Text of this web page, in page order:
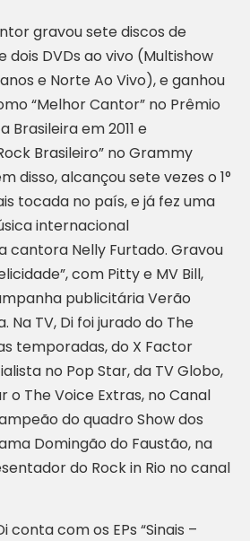
gravou sete discos de
dois DVDs ao vivo (Multishow
anos e Norte Ao Vivo), e ganhou
“Melhor Cantor” no Prêmio
Brasileira em 2011 e
Brasileiro” no Grammy
disso, alcançou sete vezes o 1°
tocada no país, e já fez uma
internacional
cantora Nelly Furtado. Gravou
com Pitty e MV Bill,
publicitária Verão
Na TV, Di foi jurado do The
temporadas, do X Factor
no Pop Star, da TV Globo,
The Voice Extras, no Canal
do quadro Show dos
Domingão do Faustão, na
do Rock in Rio no canal
conta com os EPs “Sinais –